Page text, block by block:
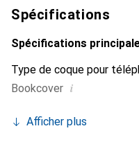
exigeant.
Spécifications
Spécifications
Type de coque pour
Bookcover i
Afficher plus